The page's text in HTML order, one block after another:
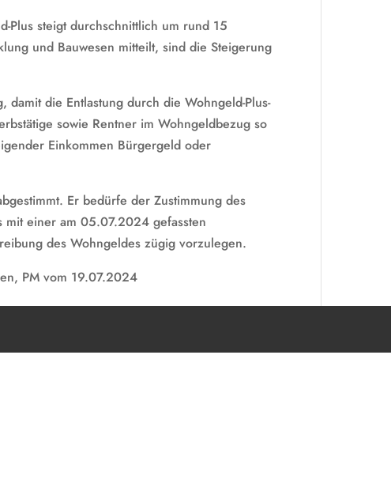
Plus steigt durchschnittlich um rund 15
und Bauwesen mitteilt, sind die Steigerung
die Entlastung durch die Wohngeld-Plus-
sowie Rentner im Wohngeldbezug so
Einkommen Bürgergeld oder
Er bedürfe der Zustimmung des
mit einer am 05.07.2024 gefassten
des Wohngeldes zügig vorzulegen.
PM vom 19.07.2024